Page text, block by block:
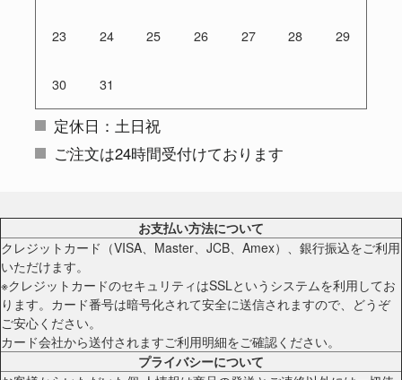
23 24 25 26 27 28 29
30 31
定休日：土日祝
ご注文は24時間受付けております
お支払い方法について
クレジットカード（VISA、Master、JCB、Amex）、銀行振込をご利用
いただけます。
※クレジットカードのセキュリティはSSLというシステムを利用してお
ります。カード番号は暗号化されて安全に送信されますので、どうぞ
ご安心ください。
カード会社から送付されますご利用明細をご確認ください。
プライバシーについて